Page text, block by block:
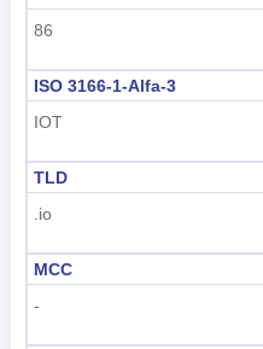
हिंदी
86
ISO 3166-1-Alfa-3
IOT
TLD
.io
MCC
-